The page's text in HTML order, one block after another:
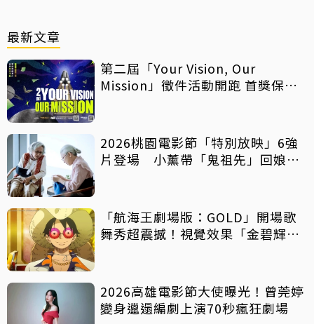
最新文章
第二屆「Your Vision, Our
Mission」徵件活動開跑 首獎保證
2026桃園電影節「特別放映」6強
片登場 小薰帶「鬼祖先」回娘
「航海王劇場版：GOLD」開場歌
舞秀超震撼！視覺效果「金碧輝
2026高雄電影節大使曝光！曾莞婷
變身邋遢編劇上演70秒瘋狂劇場